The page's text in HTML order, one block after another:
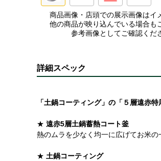
商品画像・店頭での展示画像はイ
他の商品が映り込んでいる場合も
参考画像としてご確認くだ
詳細スペック
「土鍋コーティング」の「５層遠赤
★ 遠赤5層土鍋蓄熱コート釜
熱のムラを少なく均一に広げてお米
★ 土鍋コーティング